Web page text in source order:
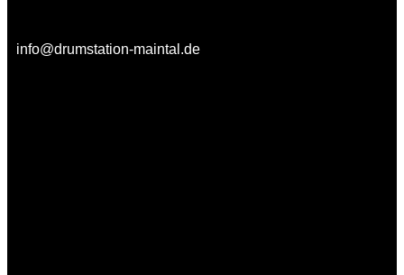
info@drumstation-maintal.de